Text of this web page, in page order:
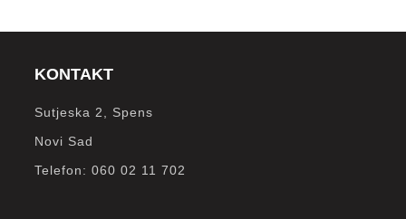
KONTAKT
Sutjeska 2, Spens
Novi Sad
Telefon: 060 02 11 702